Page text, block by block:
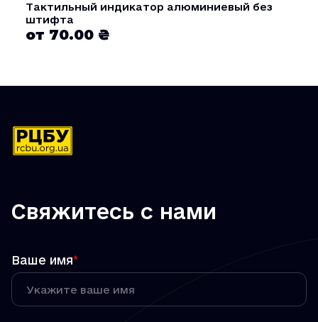
Тактильный индикатор алюминиевый без
штифта
от 70.00 ₴
Свяжитесь с нами
Ваше имя*